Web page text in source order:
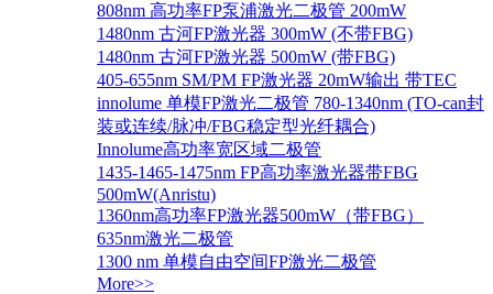
808nm 高功率FP泵浦激光二极管 200mW
1480nm 古河FP激光器 300mW (不带FBG)
1480nm 古河FP激光器 500mW (带FBG)
405-655nm SM/PM FP激光器 20mW输出 带TEC
innolume 单模FP激光二极管 780-1340nm (TO-can封
装或连续/脉冲/FBG稳定型光纤耦合)
Innolume高功率宽区域二极管
1435-1465-1475nm FP高功率激光器带FBG
500mW(Anristu)
1360nm高功率FP激光器500mW（带FBG）
635nm激光二极管
1300 nm 单模自由空间FP激光二极管
More>>